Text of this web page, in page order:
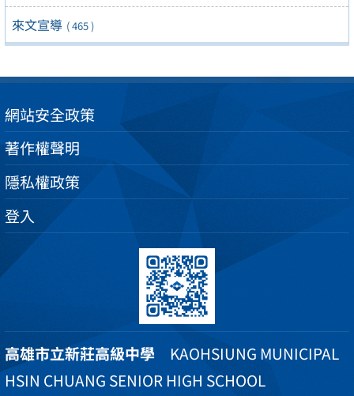
來文宣導 ( 465 )
網站安全政策
著作權聲明
隱私權政策
登入
高雄市立新莊高級中學 KAOHSIUNG MUNICIPAL
HSIN CHUANG SENIOR HIGH SCHOOL